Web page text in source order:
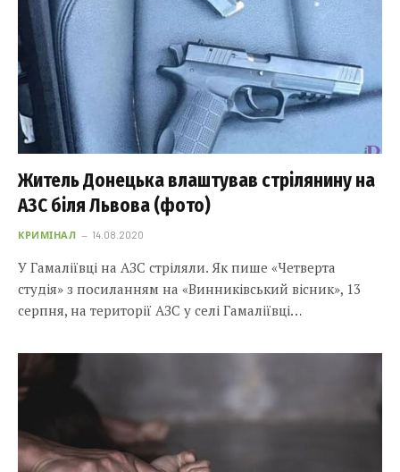
Житель Донецька влаштував стрілянину на
АЗС біля Львова (фото)
КРИМІНАЛ 14.08.2020
У Гамаліївці на АЗС стріляли. Як пише «Четверта
студія» з посиланням на «Винниківський вісник», 13
серпня, на території АЗС у селі Гамаліївці…